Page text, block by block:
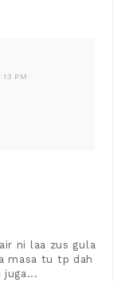
PM
ni laa zus gula
masa tu tp dah
juga...